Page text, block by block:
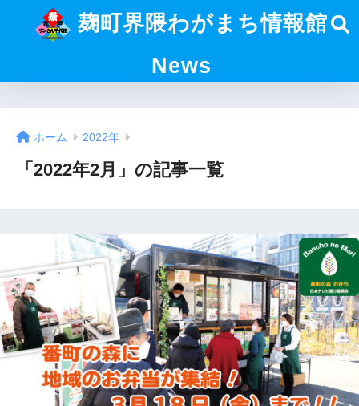
麹町界隈わがまち情報館
News
ホーム 2022年
「2022年2月」の記事一覧